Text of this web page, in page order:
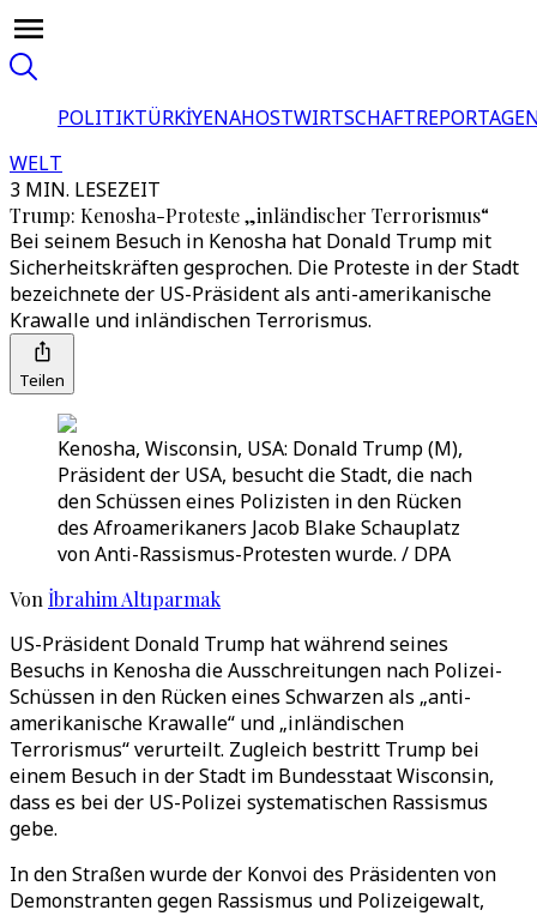
POLITIKTÜRKİYENAHOSTWIRTSCHAFT
WELT
3 MIN. LESEZEIT
Trump: Kenosha-Proteste „inländischer Terrorismus“
Bei seinem Besuch in Kenosha hat Donald Trump mit
Sicherheitskräften gesprochen. Die Proteste in der Stadt
bezeichnete der US-Präsident als anti-amerikanische
Krawalle und inländischen Terrorismus.
Teilen
Kenosha, Wisconsin, USA: Donald Trump (M),
Präsident der USA, besucht die Stadt, die nach
den Schüssen eines Polizisten in den Rücken
des Afroamerikaners Jacob Blake Schauplatz
von Anti-Rassismus-Protesten wurde. / DPA
Von İbrahim Altıparmak
US-Präsident Donald Trump hat während seines
Besuchs in Kenosha die Ausschreitungen nach Polizei-
Schüssen in den Rücken eines Schwarzen als „anti-
amerikanische Krawalle“ und „inländischen
Terrorismus“ verurteilt. Zugleich bestritt Trump bei
einem Besuch in der Stadt im Bundesstaat Wisconsin,
dass es bei der US-Polizei systematischen Rassismus
gebe.
In den Straßen wurde der Konvoi des Präsidenten von
Demonstranten gegen Rassismus und Polizeigewalt,